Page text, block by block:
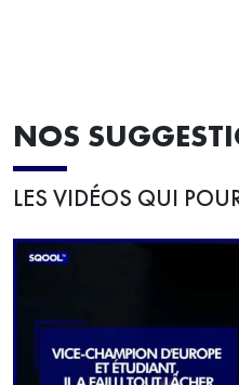
NOS
LES VIDÉOS QUI